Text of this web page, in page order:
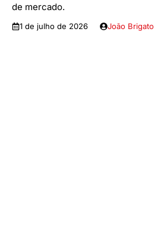
de mercado.
1 de julho de 2026 João Brigato